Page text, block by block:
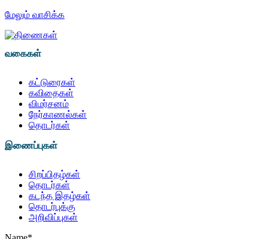
மேலும் வாசிக்க
வகைகள்
கட்டுரைகள்
கவிதைகள்
விமர்சனம்
நேர்காணல்கள்
தொடர்கள்
இணைப்புகள்
சிறப்பிதழ்கள்
தொடர்கள்
கடந்த இதழ்கள்
தொடர்புக்கு
அறிவிப்புகள்